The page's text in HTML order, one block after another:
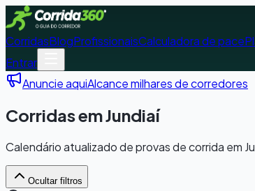
CorridasBlogProfissionaisCalculadora de pace
Entrar
Anuncie aquiAlcance milhares de corredores
Corridas em Jundiaí
Calendário atualizado de provas de corrida em
Ocultar filtros